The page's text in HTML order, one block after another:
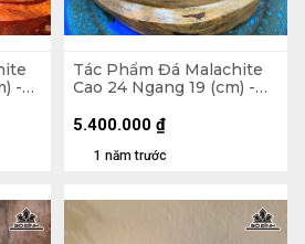
-
Tác Phẩm Đá Malachite
Cao 24 Ngang 19 (cm) -
1 năm trước
5.400.000 ₫